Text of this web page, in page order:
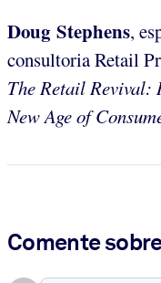
Doug Stephens,
consultoria Retail
The Retail Revival:
New Age of
Comente